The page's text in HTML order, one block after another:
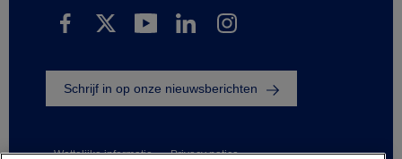
Wettelijke informatie Privacy notice
Schrijf in op onze nieuwsberichten